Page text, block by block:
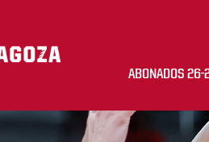
ABONADOS 26-